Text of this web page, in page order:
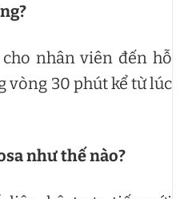
nhân viên đến hỗ
30 phút kể từ lúc
như thế nào?